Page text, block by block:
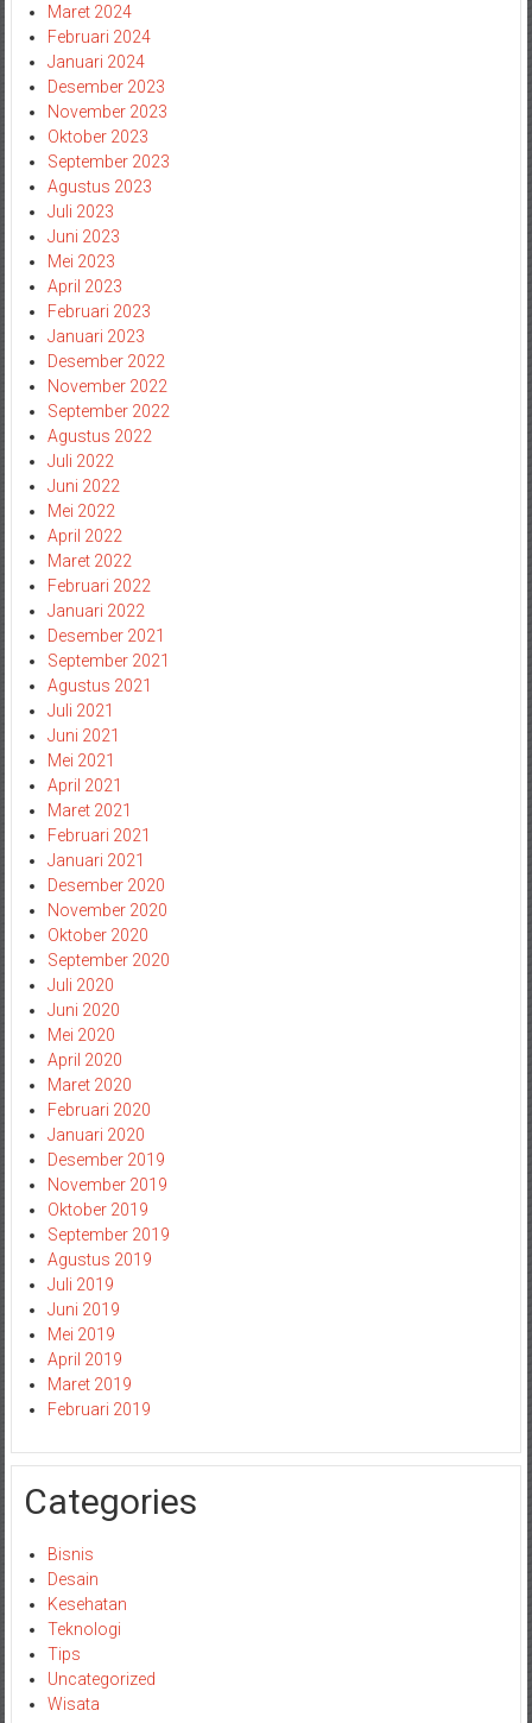
Maret 2024
Februari 2024
Januari 2024
Desember 2023
November 2023
Oktober 2023
September 2023
Agustus 2023
Juli 2023
Juni 2023
Mei 2023
April 2023
Februari 2023
Januari 2023
Desember 2022
November 2022
September 2022
Agustus 2022
Juli 2022
Juni 2022
Mei 2022
April 2022
Maret 2022
Februari 2022
Januari 2022
Desember 2021
September 2021
Agustus 2021
Juli 2021
Juni 2021
Mei 2021
April 2021
Maret 2021
Februari 2021
Januari 2021
Desember 2020
November 2020
Oktober 2020
September 2020
Juli 2020
Juni 2020
Mei 2020
April 2020
Maret 2020
Februari 2020
Januari 2020
Desember 2019
November 2019
Oktober 2019
September 2019
Agustus 2019
Juli 2019
Juni 2019
Mei 2019
April 2019
Maret 2019
Februari 2019
Categories
Bisnis
Desain
Kesehatan
Teknologi
Tips
Uncategorized
Wisata